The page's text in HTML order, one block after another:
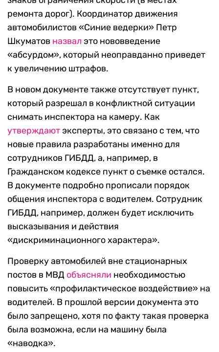
ремонта дорог). Координатор движения
автомобилистов «Синие ведерки» Петр
Шкуматов назвал это нововведение
«абсурдом», который неоправданно приведет
к увеличению штрафов.
В новом документе также отсутствует пункт,
который разрешал в конфликтной ситуации
снимать инспектора на камеру. Как
утверждают эксперты, это связано с тем, что
новые правила разработаны именно для
сотрудников ГИБДД, а, например, в
Гражданском кодексе пункт о съемке остался.
В документе подробно прописали порядок
общения инспектора с водителем. Сотрудник
ГИБДД, например, должен будет исключить
высказывания и действия
«дискриминационного характера».
Проверку автомобилей вне стационарных
постов в МВД объясняли необходимостью
повысить «профилактическое воздействие» на
водителей. В прошлой версии документа это
было запрещено, хотя по факту такая проверка
была возможна, если на машину была
«наводка».